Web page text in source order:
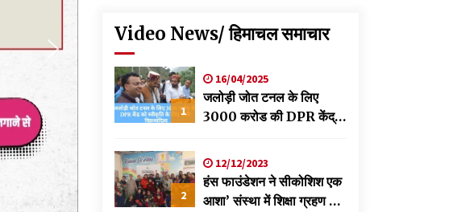
Video News/ हिमाचल समाचार
1
16/04/2025
जलोड़ी जोत टनल के लिए
3000 करोड की DPR केंद्र
विक्रमादित्य
2
12/12/2023
हंस फाउंडेशन ने सीकोशिश एक
आशा’ संस्था में शिक्षा ग्रहण कर